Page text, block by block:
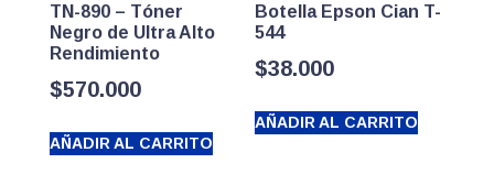
TN-890 – Tóner
Negro de Ultra Alto
Rendimiento
$570.000
AÑADIR AL CARRITO
Botella Epson Cian T-
544
$38.000
AÑADIR AL CARRITO